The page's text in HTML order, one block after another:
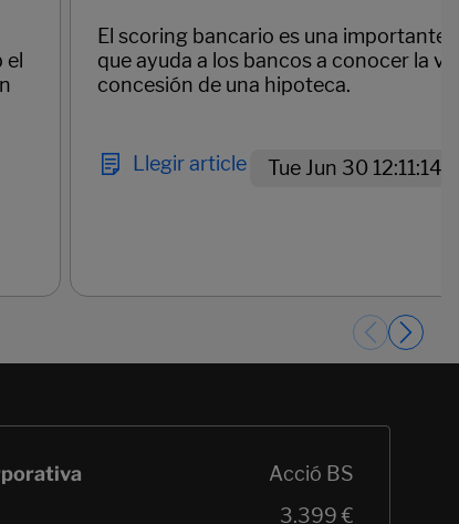
El scoring bancario es una importante
que ayuda a los bancos a conocer la
concesión de una hipoteca.
Llegir article Tue Jun 30 12:11:14